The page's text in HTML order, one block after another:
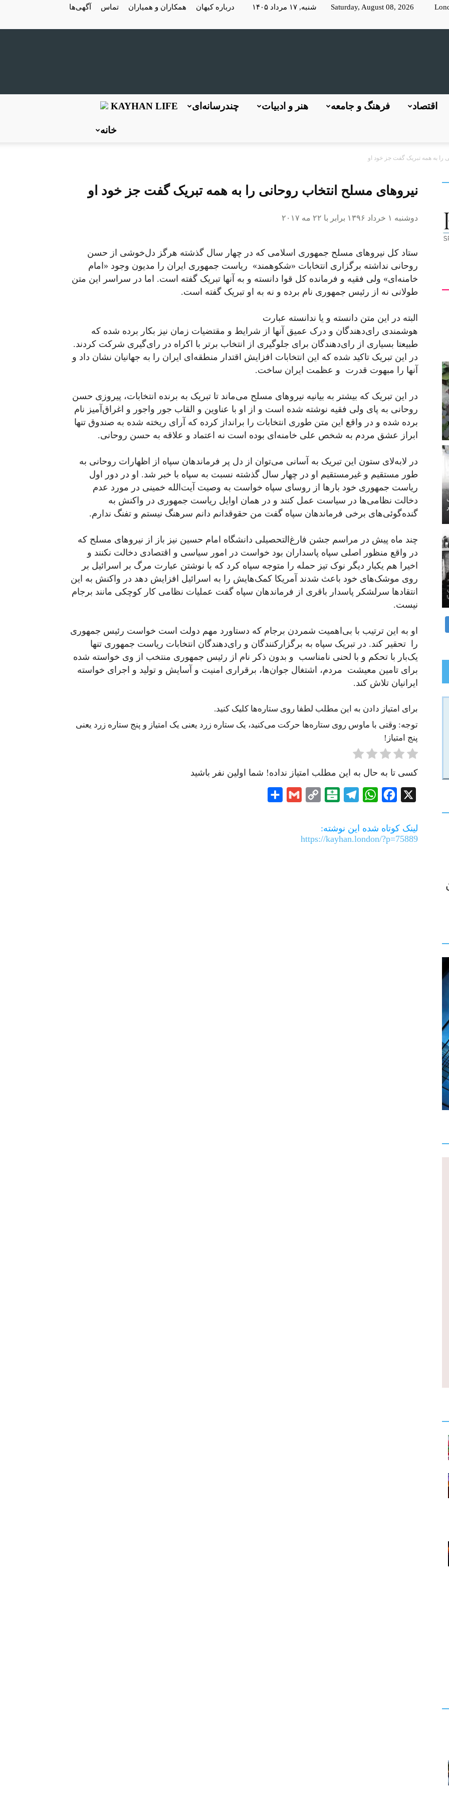
Saturday, August 08, 2026 شنبه, ۱۷ مرداد ۱۴۰۵ درباره کیهان همکاران و همیاران تماس آگهی‌ها
KayhanLondon
لندن
KAYHAN LIFE چندرسانه‌ای هنر و ادبیات فرهنگ و جامعه اقتصاد
خانه
را به همه تبریک گفت جز خود او
نیروهای مسلح انتخاب روحانی را به همه تبریک گفت جز خود او
دوشنبه ۱ خرداد ۱۳۹۶ برابر با ۲۲ مه ۲۰۱۷
ستاد کل نیروهای مسلح جمهوری اسلامی که در چهار سال گذشته هرگز دل‌خوشی از حسن
روحانی نداشته برگزاری انتخابات «شکوهمند» ریاست جمهوری ایران را مدیون وجود «امام
خامنه‌ای» ولی فقیه و فرمانده کل قوا دانسته و به آنها تبریک گفته است. اما در سراسر این متن
طولانی نه از رئیس جمهوری نام برده و نه به او تبریک گفته است.
البته در این متن دانسته و یا ندانسته عبارت
هوشمندی رای‌دهندگان و درک عمیق آنها از شرایط و مقتضیات زمان نیز بکار برده شده که
طبیعتا بسیاری از رای‌دهندگان برای جلوگیری از انتخاب برتر با اکراه در رای‌گیری شرکت کردند.
در این تبریک تاکید شده که این انتخابات افزایش اقتدار منطقه‌ای ایران را به جهانیان نشان داد و
آنها را مبهوت قدرت و عظمت ایران ساخت.
در این تبریک که بیشتر به بیانیه نیروهای مسلح می‌ماند تا تبریک به برنده انتخابات، پیروزی حسن
روحانی به پای ولی فقیه نوشته شده است و از او با عناوین و القاب جور واجور و اغراق‌آمیز نام
برده شده و در واقع این متن طوری انتخابات را برانداز کرده که آرای ریخته شده به صندوق تنها
ابراز عشق مردم به شخص علی خامنه‌ای بوده است نه اعتماد و علاقه به حسن روحانی.
در لابه‌لای ستون این تبریک به آسانی می‌توان از دل پر فرماندهان سپاه از اظهارات روحانی به
طور مستقیم و غیرمستقیم او در چهار سال گذشته نسبت به سپاه با خبر شد. او در دور
اول
ریاست جمهوری خود بارها از روسای سپاه خواست به وصیت آیت‌الله خمینی در مورد عدم
دخالت نظامی‌ها در سیاست عمل کنند و در همان اوایل ریاست جمهوری در واکنش به
گنده‌گوئی‌های برخی فرماندهان سپاه گفت من حقوقدانم دانم سرهنگ نیستم و تفنگ ندارم.
چند ماه پیش در مراسم جشن فارغ‌التحصیلی دانشگاه امام حسین نیز باز از نیروهای مسلح که
در واقع منظور اصلی سپاه پاسداران بود خواست در امور سیاسی و اقتصادی دخالت نکنند و
اخیرا
هم یکبار دیگر نوک تیز حمله را متوجه سپاه کرد که با نوشتن عبارت مرگ بر اسرائیل بر
روی موشک‌های خود باعث شدند آمریکا کمک‌هایش را به اسرائیل افزایش دهد در واکنش به این
انتقادها سرلشکر پاسدار باقری از فرماندهان سپاه گفت عملیات نظامی کار کوچکی مانند برجام
نیست.
او به این ترتیب با بی‌اهمیت شمردن برجام که دستاورد مهم دولت است خواست رئیس جمهوری
را تحقیر کند. در تبریک سپاه به برگزارکنندگان و رای‌دهندگان انتخابات ریاست جمهوری تنها
یک‌بار با تحکم و با لحنی نامناسب و بدون ذکر نام از رئیس جمهوری منتخب از وی خواسته شده
برای تامین معیشت مردم، اشتغال جوان‌ها، برقراری امنیت و آسایش و تولید و اجرای خواسته
ایرانیان تلاش کند.
برای امتیاز دادن به این مطلب لطفا روی ستاره‌ها کلیک کنید.
توجه: وقتی با ماوس روی ستاره‌ها حرکت می‌کنید، یک ستاره زرد یعنی یک امتیاز و پنج ستاره زرد یعنی
پنج امتیاز!
کسی تا به حال به این مطلب امتیاز نداده! شما اولین نفر باشید
X
Facebook
WhatsApp
Telegram
Balatarin
Copy
Gmail
لینک کوتاه شده این نوشته:
https://kayhan.london/?p=75889